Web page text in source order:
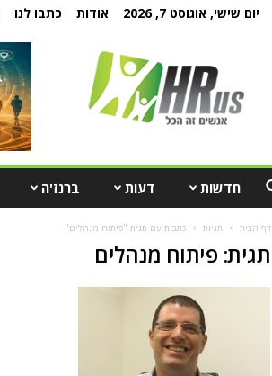
יום שישי, אוגוסט 7, 2026 אודות כתבו לנו
חדשות דעות ברנז'ה
דף הבית תגיות כתבות עם תגית "פיתוח מנהלים"
תגית: פיתוח מנהלים